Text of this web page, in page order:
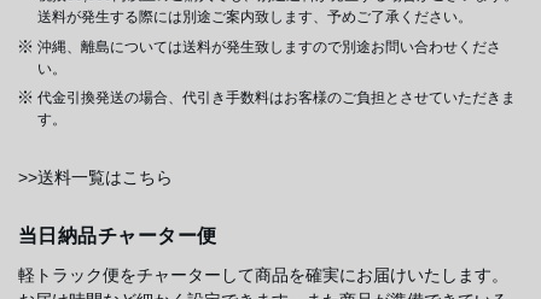
送料が発生する際には別途ご案内致します、予めご了承ください。
沖縄、離島については送料が発生致しますので別途お問い合わせくださ
い。
代金引換発送の場合、代引き手数料はお客様のご負担とさせていただきま
す。
>>送料一覧はこちら
当日納品チャーター便
軽トラック便をチャーターして商品を確実にお届けいたします。